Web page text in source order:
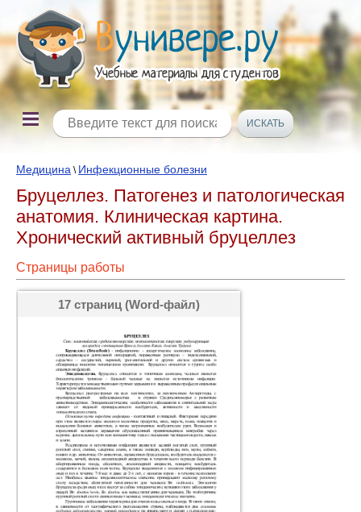
Медицина \ Инфекционные болезни
Бруцеллез. Патогенез и патологическая
анатомия. Клиническая картина.
Хронический активный бруцеллез
Страницы работы
17 страниц (Word-файл)